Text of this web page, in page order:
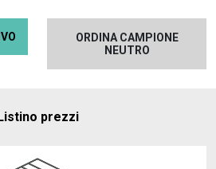
ORDINA CAMPIONE
NEUTRO
Listino prezzi